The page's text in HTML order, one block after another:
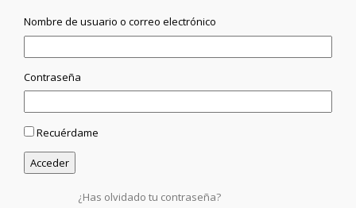
Nombre de usuario o correo electrónico
Contraseña
Recuérdame
¿Has olvidado tu contraseña?